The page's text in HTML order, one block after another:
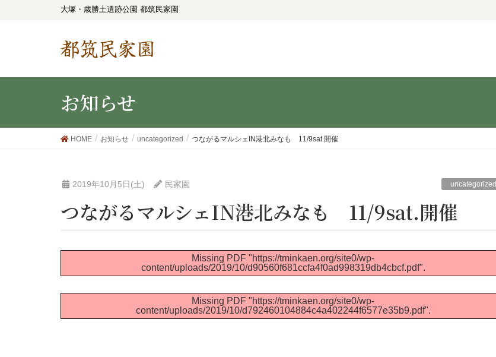
大塚・歳勝土遺跡公園 都筑民家園
都筑民家園
お知らせ
HOME お知らせ uncategorized つながるマルシェIN港北みなも 11/9sat.開催
2019年10月5日(土) 民家園 uncategorized
つながるマルシェIN港北みなも 11/9sat.開催
Missing PDF "https://tminkaen.org/site0/wp-
content/uploads/2019/10/d90560f681ccfa4f0ad998319db4cbcf.pdf".
Missing PDF "https://tminkaen.org/site0/wp-
content/uploads/2019/10/d792460104884c4a402244f6577e35b9.pdf".